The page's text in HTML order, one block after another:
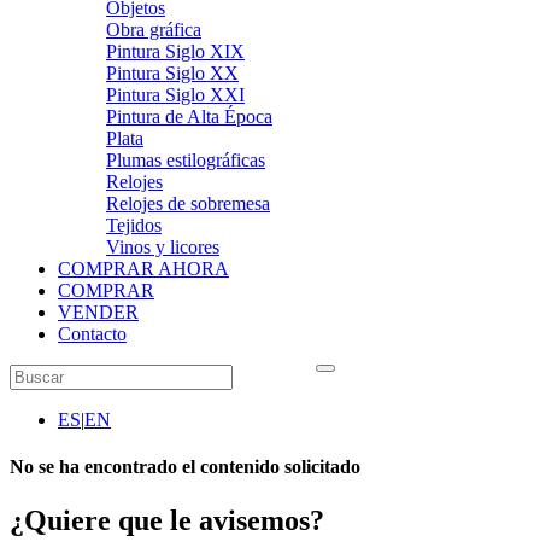
Objetos
Obra gráfica
Pintura Siglo XIX
Pintura Siglo XX
Pintura Siglo XXI
Pintura de Alta Época
Plata
Plumas estilográficas
Relojes
Relojes de sobremesa
Tejidos
Vinos y licores
COMPRAR AHORA
COMPRAR
VENDER
Contacto
ES|EN
No se ha encontrado el contenido solicitado
¿Quiere que le avisemos?